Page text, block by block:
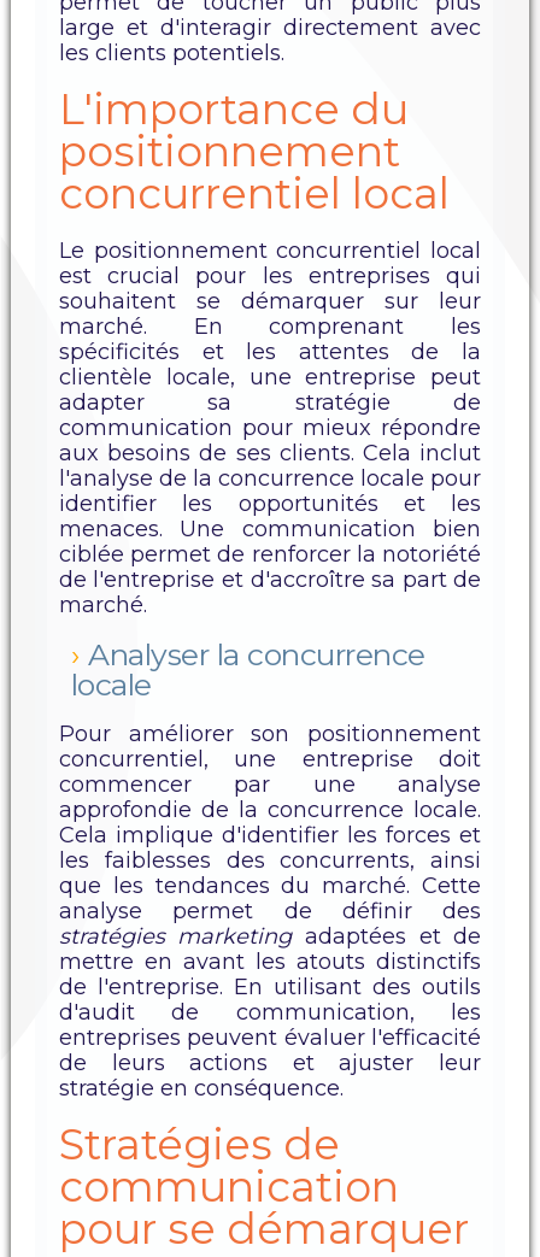
large et d'interagir directement avec
les clients potentiels.
L'importance du
positionnement
concurrentiel local
Le positionnement concurrentiel local
est crucial pour les entreprises qui
souhaitent se démarquer sur leur
marché. En comprenant les
spécificités et les attentes de la
clientèle locale, une entreprise peut
adapter sa stratégie de
communication pour mieux répondre
aux besoins de ses clients. Cela inclut
l'analyse de la concurrence locale pour
identifier les opportunités et les
menaces. Une communication bien
ciblée permet de renforcer la notoriété
de l'entreprise et d'accroître sa part de
marché.
Analyser la concurrence
locale
Pour améliorer son positionnement
concurrentiel, une entreprise doit
commencer par une analyse
approfondie de la concurrence locale.
Cela implique d'identifier les forces et
les faiblesses des concurrents, ainsi
que les tendances du marché. Cette
analyse permet de définir des
stratégies marketingadaptées et de
mettre en avant les atouts distinctifs
de l'entreprise. En utilisant des outils
d'audit de communication, les
entreprises peuvent évaluer l'efficacité
de leurs actions et ajuster leur
stratégie en conséquence.
Stratégies de
communication
pour se démarquer